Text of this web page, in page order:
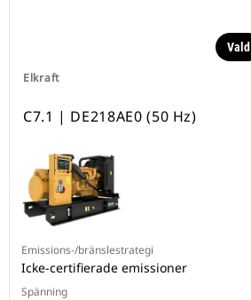
Elkraft
Vald
C7.1 | DE218AE0 (50 Hz)
Emissions-/bränslestrategi
Icke-certifierade emissioner
Spänning